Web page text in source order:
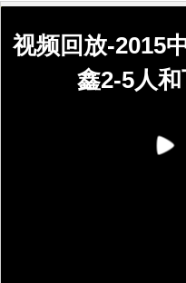
视频回放-2015
鑫2-5人